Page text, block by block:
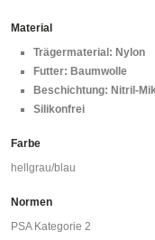
Material
Trägermaterial: Nylon
Futter: Baumwolle
Beschichtung: Nitril-
Silikonfrei
Farbe
hellgrau/blau
Normen
PSA Kategorie 2